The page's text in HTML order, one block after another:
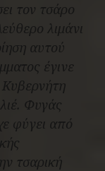
τον τσάρο
λιμάνι
αυτού
έγινε
Κυβερνήτη
Φυγάς
φύγει από
τσαρική